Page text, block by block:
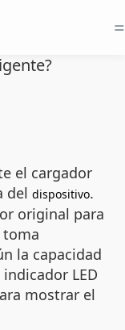
=
el cargador
del dispositivo.
original para
toma
la capacidad
LED
mostrar el